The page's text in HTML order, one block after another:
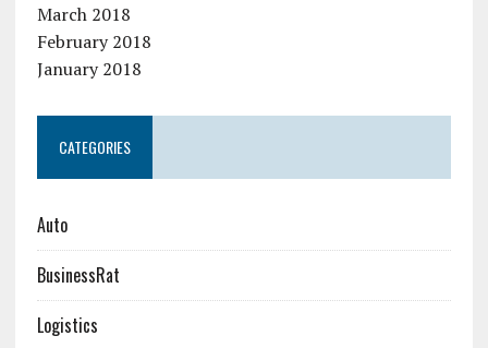
March 2018
February 2018
January 2018
CATEGORIES
Auto
BusinessRat
Logistics